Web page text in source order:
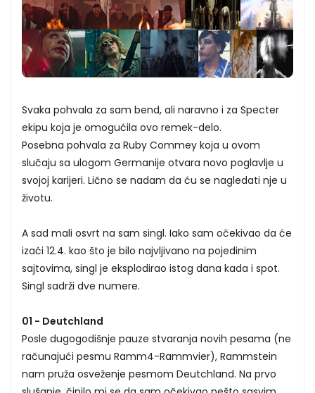
Svaka pohvala za sam bend, ali naravno i za Specter
ekipu koja je omogućila ovo remek-delo.
Posebna pohvala za Ruby Commey koja u ovom
slučaju sa ulogom Germanije otvara novo poglavlje u
svojoj karijeri. Lično se nadam da ću se nagledati nje u
životu.
A sad mali osvrt na sam singl. Iako sam očekivao da će
izaći 12.4. kao što je bilo najvljivano na pojedinim
sajtovima, singl je eksplodirao istog dana kada i spot.
Singl sadrži dve numere.
01 - Deutchland
Posle dugogodišnje pauze stvaranja novih pesama (ne
računajući pesmu Ramm4-Rammvier), Rammstein
nam pruža osveženje pesmom Deutchland. Na prvo